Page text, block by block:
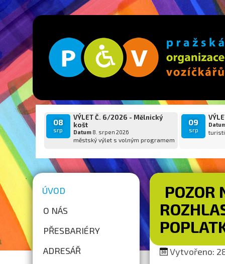
08
srp
VÝLET Č. 6/2026 - Mělnický
košt
Datum8. srpen 2026
městský výlet s volným programem
09
srp
ÚVOD
O NÁS
PŘESBARIÉRY
ADRESÁŘ
POZOR
Vytvořeno: